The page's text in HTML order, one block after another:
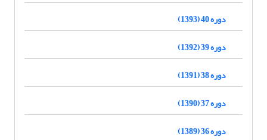
دوره 40 (1393)
دوره 39 (1392)
دوره 38 (1391)
دوره 37 (1390)
دوره 36 (1389)